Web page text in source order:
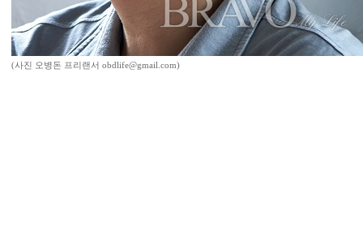
(사진 오병돈 프리랜서 obdlife@gmail.com)